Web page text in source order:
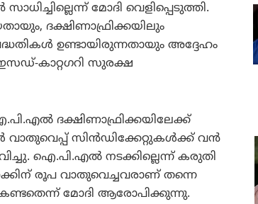
മോദി വെളിപ്പെടുത്തി.
ദക്ഷിണാഫ്രിക്കയിലും
ഉണ്ടായിരുന്നതായും അദ്ദേഹം
കാറ്റഗറി സുരക്ഷ
ദക്ഷിണാഫ്രിക്കയിലേക്ക്
വാതുവെപ്പ് സിൻഡിക്കേറ്റുകൾക്ക് വൻ
ഐ.പി.എൽ നടക്കില്ലെന്ന് കരുതി
രൂപ വാതുവെച്ചവരാണ് തന്നെ
മോദി ആരോപിക്കുന്നു.